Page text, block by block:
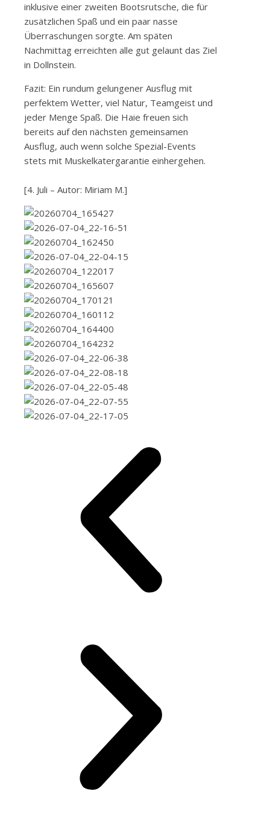
inklusive einer zweiten Bootsrutsche, die für
zusätzlichen Spaß und ein paar nasse
Überraschungen sorgte. Am späten
Nachmittag erreichten alle gut gelaunt das Ziel
in Dollnstein.
Fazit: Ein rundum gelungener Ausflug mit
perfektem Wetter, viel Natur, Teamgeist und
jeder Menge Spaß. Die Haie freuen sich
bereits auf den nächsten gemeinsamen
Ausflug, auch wenn solche Spezial-Events
stets mit Muskelkatergarantie einhergehen.
[4. Juli – Autor: Miriam M.]